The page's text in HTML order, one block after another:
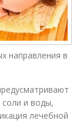
направления в
и воды,
лечебной